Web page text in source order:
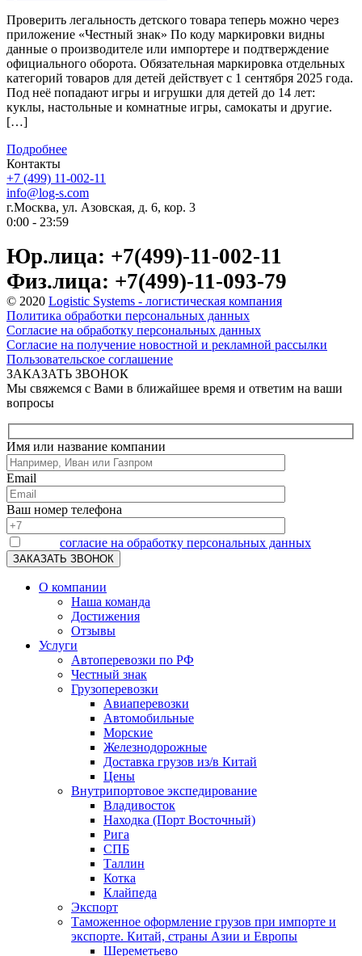
Проверить легальность детского товара теперь можно через
приложение «Честный знак» По коду маркировки видны
данные о производителе или импортере и подтверждение
официального оборота. Обязательная маркировка отдельных
категорий товаров для детей действует с 1 сентября 2025 года.
Под неё попадают игры и игрушки для детей до 14 лет:
куклы, настольные и комнатные игры, самокаты и другие.
[…]
Подробнее
Контакты
+7 (499) 11-002-11
info@log-s.com
г.Москва, ул. Азовская, д. 6, кор. 3
0:00 - 23:59
Юр.лица: +7(499)-11-002-11
Физ.лица: +7(499)-11-093-79
© 2020 Logistic Systems - логистическая компания
Политика обработки персональных данных
Согласие на обработку персональных данных
Согласие на получение новостной и рекламной рассылки
Пользовательское соглашение
ЗАКАЗАТЬ ЗВОНОК
Мы свяжемся с Вами в ближайшее время и ответим на ваши
вопросы
Имя или название компании
Email
Ваш номер телефона
согласие на обработку персональных данных
О компании
Наша команда
Достижения
Отзывы
Услуги
Автоперевозки по РФ
Честный знак
Грузоперевозки
Авиаперевозки
Автомобильные
Морские
Железнодорожные
Доставка грузов из/в Китай
Цены
Внутрипортовое экспедирование
Владивосток
Находка (Порт Восточный)
Рига
СПБ
Таллин
Котка
Клайпеда
Экспорт
Таможенное оформление грузов при импорте и
экспорте. Китай, страны Азии и Европы
Шереметьево